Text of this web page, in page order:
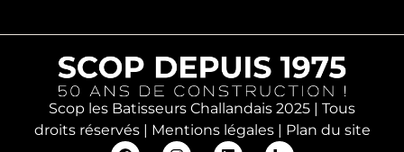
Scop les Batisseurs Challandais 2025 | Tous
droits réservés | Mentions légales| Plan du site